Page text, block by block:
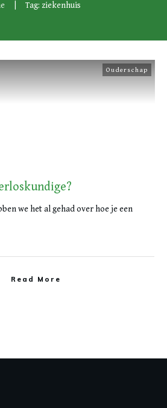
Tag: ziekenhuis
Ouderschap
we het al gehad over hoe je een
Read More